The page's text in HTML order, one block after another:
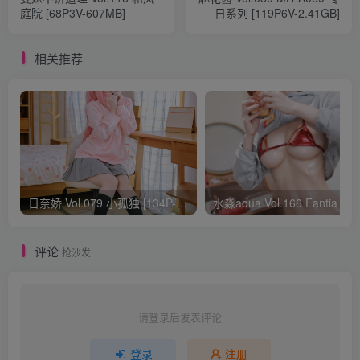
庭院 [68P3V-607MB]
日系列 [119P6V-2.41GB]
相关推荐
日奈娇 Vol.079 小孤独 [134P-1.84GB]
评论 抢沙发
请登录后发表评论
登录 注册